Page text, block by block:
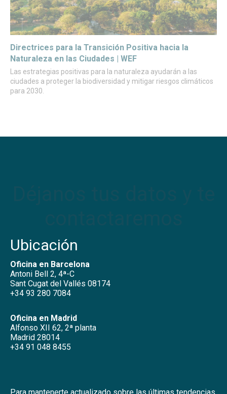
Directrices para la Transición Positiva hacia la
Naturaleza en las Ciudades | WEF
Las estrategias positivas para la naturaleza ayudarán a las
ciudades a proteger la biodiversidad y mitigar riesgos climáticos
para 2030.
Ubicación
Oficina en Barcelona
Antoni Bell 2, 4ª-C
Sant Cugat del Vallés 08174
+34 93 280 7084
Oficina en Madrid
Alfonso XII 62, 2ª planta
Madrid 28014
+34 91 048 8455